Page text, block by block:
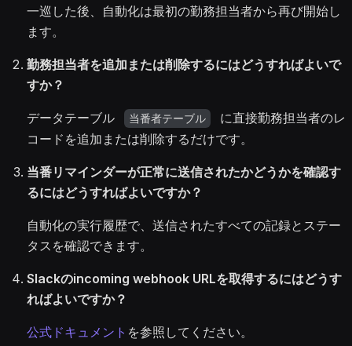
一巡した後、自動化は最初の勤務担当者から再び開始し
ます。
勤務担当者を追加または削除するにはどうすればよいで
すか？
データテーブル 当番者テーブル
に直接勤務担当者のレ
コードを追加または削除するだけです。
当番リマインダーが正常に送信されたかどうかを確認す
るにはどうすればよいですか？
自動化の実行履歴で、送信されたすべての記録とステー
タスを確認できます。
Slackのincoming webhook URLを取得するにはどうす
ればよいですか？
公式ドキュメント を参照してください。